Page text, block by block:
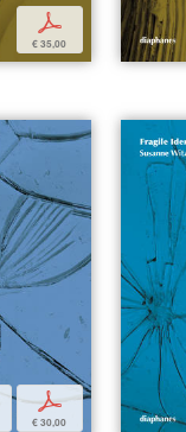
p
€ 35,00
p
€ 30,00